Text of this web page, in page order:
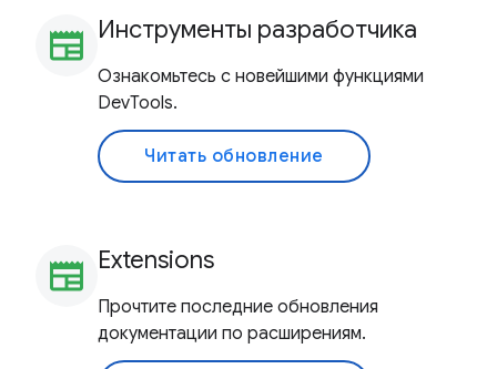
newspaper Инструменты разработчика
Ознакомьтесь с новейшими функциями
DevTools.
Читать обновление
newspaper Extensions
Прочтите последние обновления
документации по расширениям.